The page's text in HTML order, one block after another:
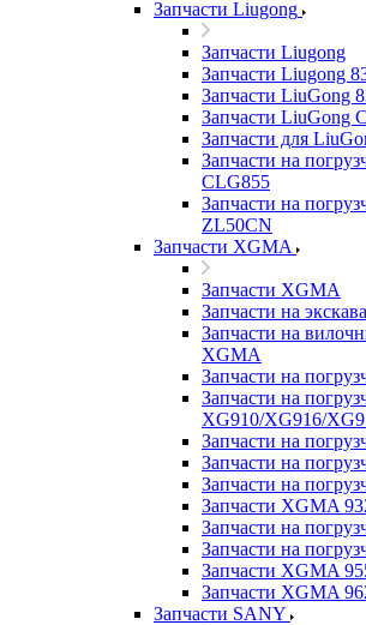
Запчасти Liugong
Запчасти Liugong
Запчасти Liugong
Запчасти LiuGong
Запчасти LiuGong
Запчасти для
Запчасти на
CLG855
Запчасти на
ZL50CN
Запчасти XGMA
Запчасти XGMA
Запчасти на
Запчасти на
XGMA
Запчасти на
Запчасти на
XG910/XG916/
Запчасти на
Запчасти на
Запчасти на
Запчасти XGMA
Запчасти на
Запчасти на
Запчасти XGMA
Запчасти XGMA
Запчасти SANY